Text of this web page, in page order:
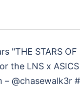
"THE STARS
the LNS x
– @chasewalk3r